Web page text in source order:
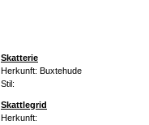
Skatterie
Herkunft: Buxtehude
Stil:
Skattlegrid
Herkunft: